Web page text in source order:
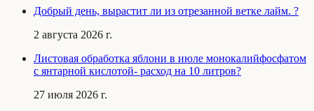
Добрый день, вырастит ли из отрезанной ветке лайм. ?
2 августа 2026 г.
Листовая обработка яблони в июле монокалийфосфатом
с янтарной кислотой- расход на 10 литров?
27 июля 2026 г.